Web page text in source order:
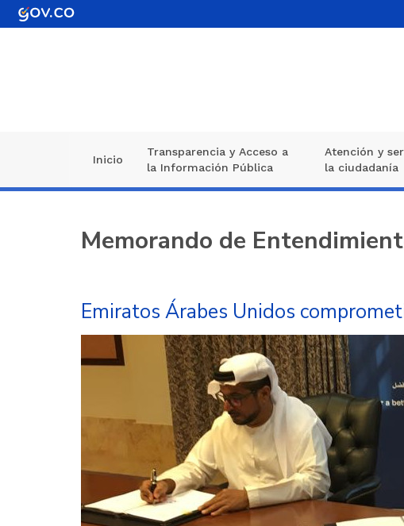
Pasar
al
Navegación
principal
Inicio
Transparencia y Acceso a
la Información Pública
Atención y
la ciudadanía
Memorando de
Emiratos Árabes Unidos